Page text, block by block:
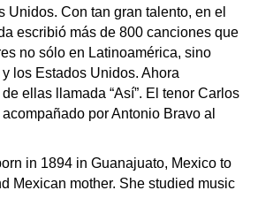
Unidos. Con tan gran talento, en el
escribió más de 800 canciones que
no sólo en Latinoamérica, sino
los Estados Unidos. Ahora
ellas llamada “Así”. El tenor Carlos
por Antonio Bravo al
in 1894 in Guanajuato, Mexico to
Mexican mother. She studied music